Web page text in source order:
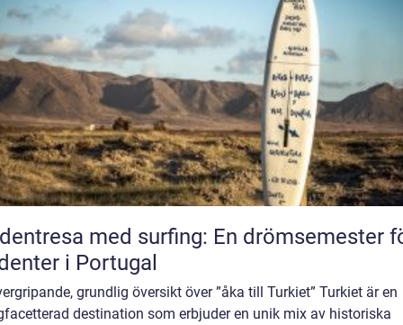
med surfing: En drömsemester
i Portugal
grundlig översikt över ”åka till Turkiet” Turkiet är en
destination som erbjuder en unik mix av historiska